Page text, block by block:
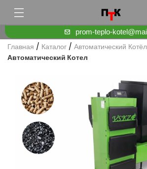
prom-teplo-
Главная / Каталог / Автоматический
Автоматический Котел